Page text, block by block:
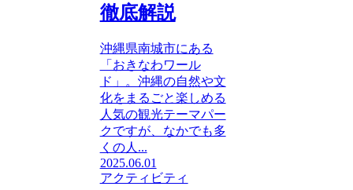
徹底解説
沖縄県南城市にある
「おきなわワール
ド」。沖縄の自然や文
化をまるごと楽しめる
人気の観光テーマパー
クですが、なかでも多
くの人...
2025.06.01
アクティビティ